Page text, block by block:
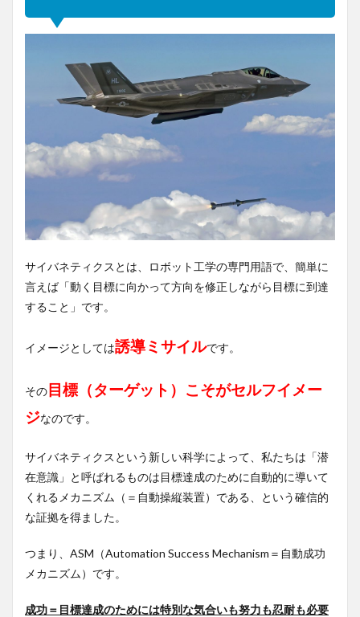
サイバネティクスとは、ロボット工学の専門用語で、簡単に
言えば「動く目標に向かって方向を修正しながら目標に到達
すること」です。
イメージとしては誘導ミサイルです。
その 目標（ターゲット）こそがセルフイメー
ジなのです。
サイバネティクスという新しい科学によって、私たちは「潜
在意識」と呼ばれるものは目標達成のために自動的に導いて
くれるメカニズム（＝自動操縦装置）である、という確信的
な証拠を得ました。
つまり、ASM（Automation Success Mechanism＝自動成功
メカニズム）です。
成功＝目標達成のためには特別な気合いも努力も忍耐も必要